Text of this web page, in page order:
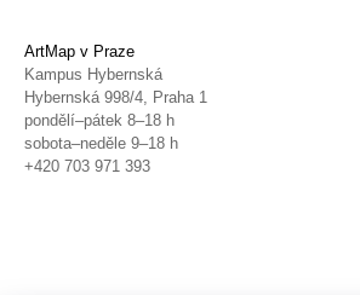
ArtMap v Praze
Kampus Hybernská
Hybernská 998/4, Praha 1
pondělí–pátek 8–18 h
sobota–neděle 9–18 h
+420 703 971 393